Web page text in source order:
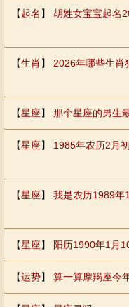
【起名 】 胡姓女宝宝起名
【生肖 】 2026年哪些生肖
【星座】 那个星座的男生
【星座】 1985年农历2月
【星座】 我是农历1989年
【星座】 阳历1990年1月
【运势】 算一算摩羯座今